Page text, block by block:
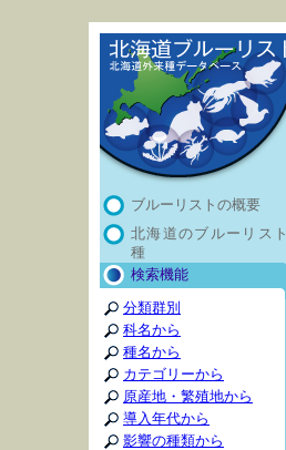
ブルーリストの概要
北海道のブルーリスト
種
検索機能
分類群別
科名から
種名から
カテゴリーから
原産地・繁殖地から
導入年代から
影響の種類から